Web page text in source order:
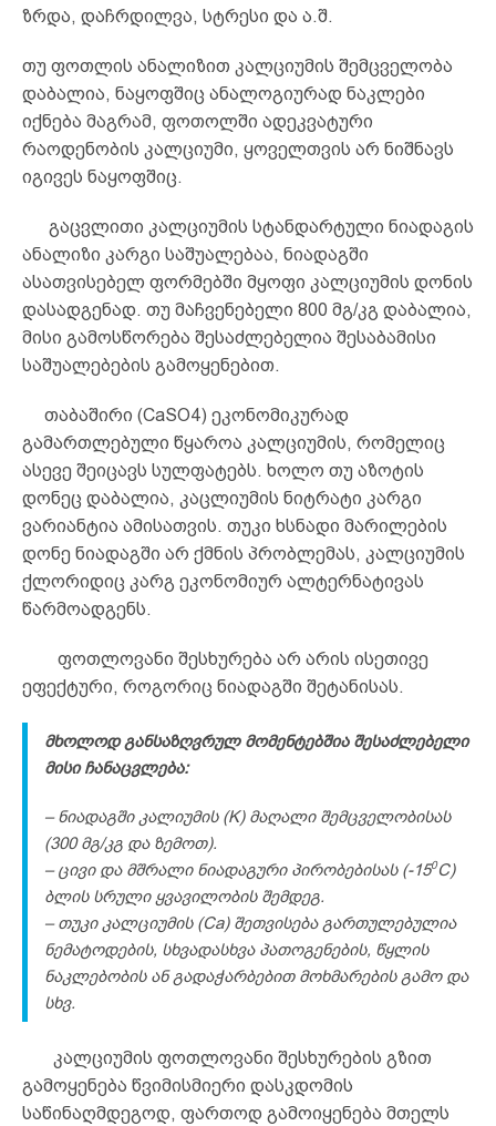
ზრდა, დაჩრდილვა, სტრესი და ა.შ.
თუ ფოთლის ანალიზით კალციუმის შემცველობა
დაბალია, ნაყოფშიც ანალოგიურად ნაკლები
იქნება მაგრამ, ფოთოლში ადეკვატური
რაოდენობის კალციუმი, ყოველთვის არ ნიშნავს
იგივეს ნაყოფშიც.
გაცვლითი კალციუმის სტანდარტული ნიადაგის
ანალიზი კარგი საშუალებაა, ნიადაგში
ასათვისებელ ფორმებში მყოფი კალციუმის დონის
დასადგენად. თუ მაჩვენებელი 800 მგ/კგ დაბალია,
მისი გამოსწორება შესაძლებელია შესაბამისი
საშუალებების გამოყენებით.
თაბაშირი (CaSO4) ეკონომიკურად
გამართლებული წყაროა კალციუმის, რომელიც
ასევე შეიცავს სულფატებს. ხოლო თუ აზოტის
დონეც დაბალია, კაცლიუმის ნიტრატი კარგი
ვარიანტია ამისათვის. თუკი ხსნადი მარილების
დონე ნიადაგში არ ქმნის პრობლემას, კალციუმის
ქლორიდიც კარგ ეკონომიურ ალტერნატივას
წარმოადგენს.
ფოთლოვანი შესხურება არ არის ისეთივე
ეფექტური, როგორიც ნიადაგში შეტანისას.
მხოლოდ განსაზღვრულ მომენტებშია შესაძლებელი
მისი ჩანაცვლება:
– ნიადაგში კალიუმის (K) მაღალი შემცველობისას
(300 მგ/კგ და ზემოთ).
– ცივი და მშრალი ნიადაგური პირობებისას (-150C)
ბლის სრული ყვავილობის შემდეგ.
– თუკი კალციუმის (Ca) შეთვისება გართულებულია
ნემატოდების, სხვადასხვა პათოგენების, წყლის
ნაკლებობის ან გადაჭარბებით მოხმარების გამო და
სხვ.
კალციუმის ფოთლოვანი შესხურების გზით
გამოყენება წვიმისმიერი დასკდომის
საწინაღმდეგოდ, ფართოდ გამოიყენება მთელს